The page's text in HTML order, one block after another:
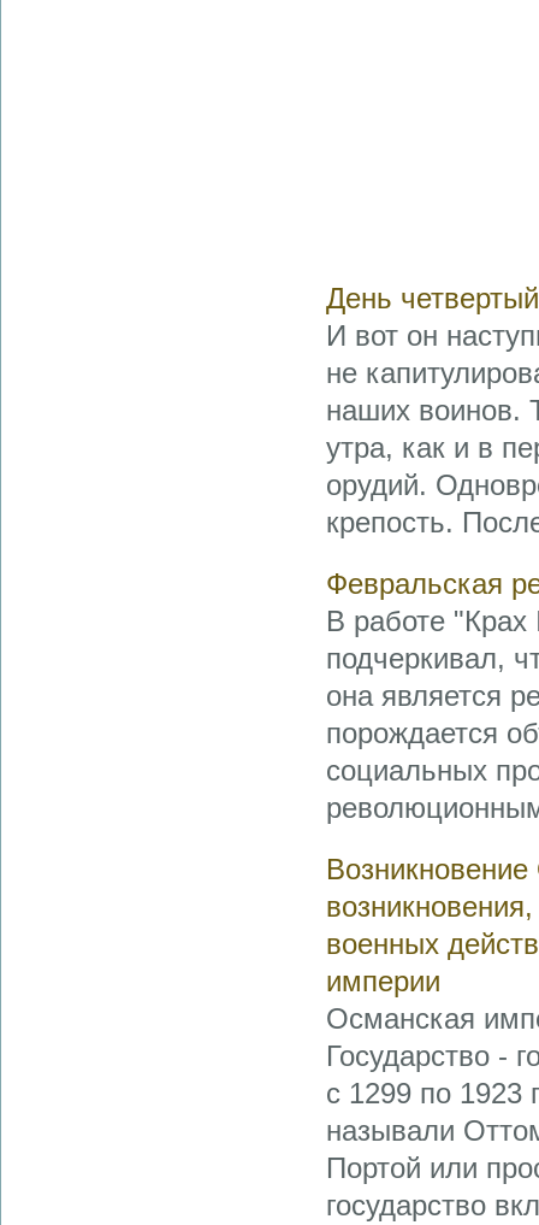
День
И вот он
не
на­ших воинов.
утра, как и в
орудий.
крепость.
Февральская
В работе
подчеркивал,
она является
порождается
социальных
военных
империи
Османская
Государство -
с 1299 по
называли
Портой или
государство